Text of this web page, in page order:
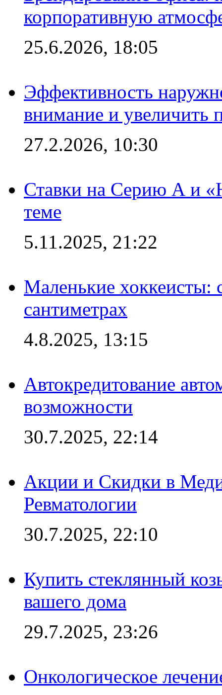
корпоративную
25.6.2026, 18:05
Эффективность
внимание и увеличить
27.2.2026, 10:30
Ставки на Серию А и
теме
5.11.2025, 21:22
Маленькие хоккеисты:
сантиметрах
4.8.2025, 13:15
Автокредитование
возможности
30.7.2025, 22:14
Акции и Скидки в
Ревматологии
30.7.2025, 22:10
Купить стеклянный
вашего дома
29.7.2025, 23:26
Онкологическое